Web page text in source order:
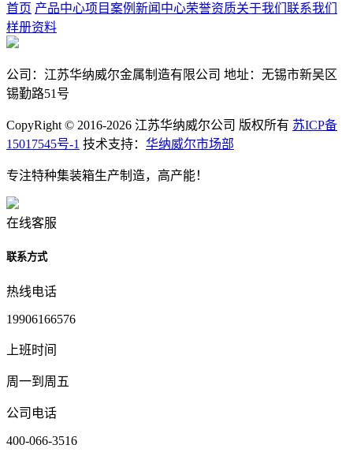
首页 产品中心项目案例 新闻中心荣誉资质关于我们 联系我们
样册资料
公司：江苏华纳威尔金属制造有限公司 地址：无锡市新吴区
锡勤路51号
CopyRight © 2016-2026 江苏华纳威尔公司 版权所有 苏ICP备
15017545号-1 技术支持： 华纳威尔市场部
专注特种集装箱生产制造，高产能！
在线客服
联系方式
热线电话
19906166576
上班时间
周一到周五
公司电话
400-066-3516